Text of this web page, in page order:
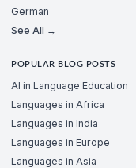
German
See All →
POPULAR BLOG POSTS
AI in Language Education
Languages in Africa
Languages in India
Languages in Europe
Languages in Asia